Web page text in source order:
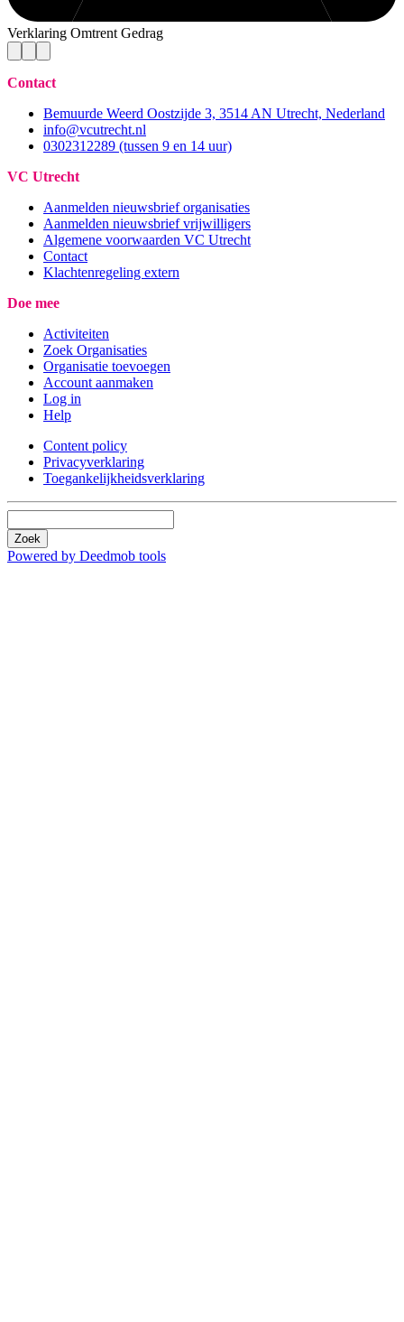
Verklaring Omtrent Gedrag
Contact
Bemuurde Weerd Oostzijde 3, 3514 AN Utrecht, Nederland
info@vcutrecht.nl
0302312289 (tussen 9 en 14 uur)
VC Utrecht
Aanmelden nieuwsbrief organisaties
Aanmelden nieuwsbrief vrijwilligers
Algemene voorwaarden VC Utrecht
Contact
Klachtenregeling extern
Doe mee
Activiteiten
Zoek Organisaties
Organisatie toevoegen
Account aanmaken
Log in
Help
Content policy
Privacyverklaring
Toegankelijkheidsverklaring
Zoek
Powered by Deedmob tools